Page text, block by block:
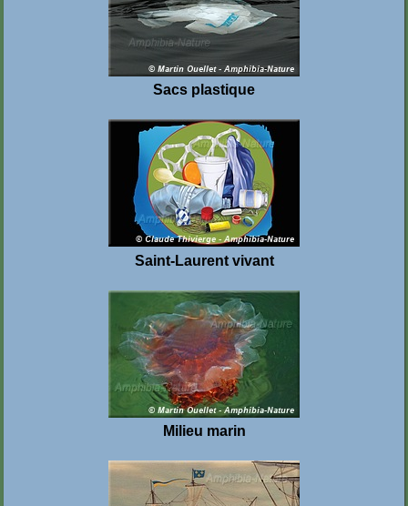
Sacs plastique
Saint-Laurent vivant
Milieu marin